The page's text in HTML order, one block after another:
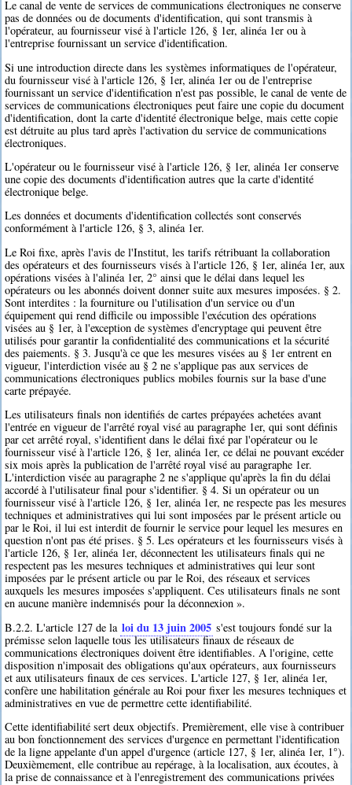
Le canal de vente de services de communications électroniques ne conserve
pas de données ou de documents d'identification, qui sont transmis à
l'opérateur, au fournisseur visé à l'article 126, § 1er, alinéa 1er ou à
l'entreprise fournissant un service d'identification.
Si une introduction directe dans les systèmes informatiques de l'opérateur,
du fournisseur visé à l'article 126, § 1er, alinéa 1er ou de l'entreprise
fournissant un service d'identification n'est pas possible, le canal de vente de
services de communications électroniques peut faire une copie du document
d'identification, dont la carte d'identité électronique belge, mais cette copie
est détruite au plus tard après l'activation du service de communications
électroniques.
L'opérateur ou le fournisseur visé à l'article 126, § 1er, alinéa 1er conserve
une copie des documents d'identification autres que la carte d'identité
électronique belge.
Les données et documents d'identification collectés sont conservés
conformément à l'article 126, § 3, alinéa 1er.
Le Roi fixe, après l'avis de l'Institut, les tarifs rétribuant la collaboration
des opérateurs et des fournisseurs visés à l'article 126, § 1er, alinéa 1er, aux
opérations visées à l'alinéa 1er, 2° ainsi que le délai dans lequel les
opérateurs ou les abonnés doivent donner suite aux mesures imposées. § 2.
Sont interdites : la fourniture ou l'utilisation d'un service ou d'un
équipement qui rend difficile ou impossible l'exécution des opérations
visées au § 1er, à l'exception de systèmes d'encryptage qui peuvent être
utilisés pour garantir la confidentialité des communications et la sécurité
des paiements. § 3. Jusqu'à ce que les mesures visées au § 1er entrent en
vigueur, l'interdiction visée au § 2 ne s'applique pas aux services de
communications électroniques publics mobiles fournis sur la base d'une
carte prépayée.
Les utilisateurs finals non identifiés de cartes prépayées achetées avant
l'entrée en vigueur de l'arrêté royal visé au paragraphe 1er, qui sont définis
par cet arrêté royal, s'identifient dans le délai fixé par l'opérateur ou le
fournisseur visé à l'article 126, § 1er, alinéa 1er, ce délai ne pouvant excéder
six mois après la publication de l'arrêté royal visé au paragraphe 1er.
L'interdiction visée au paragraphe 2 ne s'applique qu'après la fin du délai
accordé à l'utilisateur final pour s'identifier. § 4. Si un opérateur ou un
fournisseur visé à l'article 126, § 1er, alinéa 1er, ne respecte pas les mesures
techniques et administratives qui lui sont imposées par le présent article ou
par le Roi, il lui est interdit de fournir le service pour lequel les mesures en
question n'ont pas été prises. § 5. Les opérateurs et les fournisseurs visés à
l'article 126, § 1er, alinéa 1er, déconnectent les utilisateurs finals qui ne
respectent pas les mesures techniques et administratives qui leur sont
imposées par le présent article ou par le Roi, des réseaux et services
auxquels les mesures imposées s'appliquent. Ces utilisateurs finals ne sont
en aucune manière indemnisés pour la déconnexion ».
B.2.2. L'article 127 de la loi du 13 juin 2005 s'est toujours fondé sur la
prémisse selon laquelle tous les utilisateurs finaux de réseaux de
communications électroniques doivent être identifiables. A l'origine, cette
disposition n'imposait des obligations qu'aux opérateurs, aux fournisseurs
et aux utilisateurs finaux de ces services. L'article 127, § 1er, alinéa 1er,
confère une habilitation générale au Roi pour fixer les mesures techniques et
administratives en vue de permettre cette identifiabilité.
Cette identifiabilité sert deux objectifs. Premièrement, elle vise à contribuer
au bon fonctionnement des services d'urgence en permettant l'identification
de la ligne appelante d'un appel d'urgence (article 127, § 1er, alinéa 1er, 1°).
Deuxièmement, elle contribue au repérage, à la localisation, aux écoutes, à
la prise de connaissance et à l'enregistrement des communications privées